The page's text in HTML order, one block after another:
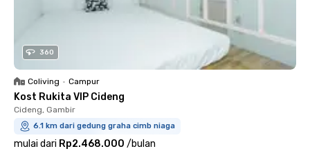
360
Coliving • Campur
Kost Rukita VIP Cideng
Cideng, Gambir
6.1 km dari gedung graha cimb niaga
mulai dari Rp2.468.000 /bulan